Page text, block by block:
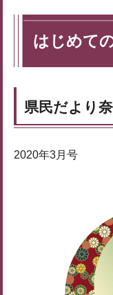
はじめて
県民だより
2020年3月号